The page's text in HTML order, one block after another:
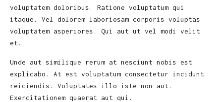
voluptatem doloribus. Ratione voluptatum qui
itaque. Vel dolorem laboriosam corporis voluptas
voluptatem asperiores. Qui aut ut vel modi velit
et.
Unde aut similique rerum at nesciunt nobis est
explicabo. At est voluptatum consectetur incidunt
reiciendis. Voluptates illo iste non aut.
Exercitationem quaerat aut qui.